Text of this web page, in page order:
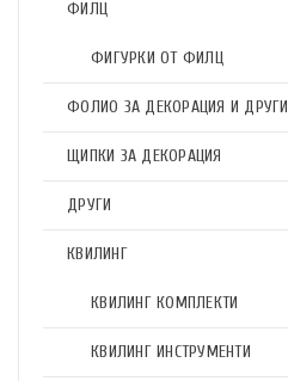
ФИЛЦ
ФИГУРКИ ОТ ФИЛЦ
ФОЛИО ЗА ДЕКОРАЦИЯ И ДРУГИ
ЩИПКИ ЗА ДЕКОРАЦИЯ
ДРУГИ
КВИЛИНГ
КВИЛИНГ КОМПЛЕКТИ
КВИЛИНГ ИНСТРУМЕНТИ